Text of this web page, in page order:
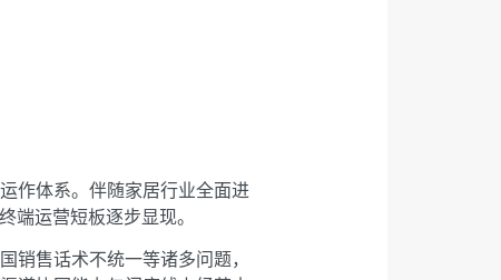
作体系。伴随家居行业全面进
端运营短板逐步显现。
销售话术不统一等诸多问题，